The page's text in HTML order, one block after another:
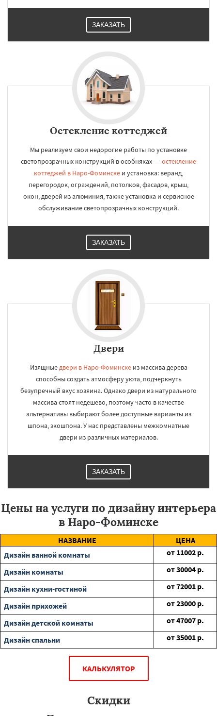
ЗАКАЗАТЬ
Остекление коттеджей
Мы реализуем свои недорогие работы по установке
светопрозрачных конструкций в особняках —остекление
коттеджей в Наро-Фоминске и установка: веранд,
перегородок, ограждений, потолков, фасадов, крыш,
окон, дверей из алюминия, также установка и сервисное
обслуживание светопрозрачных конструкций.
ЗАКАЗАТЬ
Двери
Изящныедвери в Наро-Фоминскеиз массива дерева
способны создать атмосферу уюта, подчеркнуть
безупречный вкус хозяина. Однако двери из натурального
массива стоят недешево, поэтому часто в качестве
альтернативы выбирают более доступные варианты из
шпона, экошпона. У нас представлены межкомнатные
двери из различных материалов.
ЗАКАЗАТЬ
Цены на услуги по дизайну интерьера
в Наро-Фоминске
НАЗВАНИЕ
ЦЕНА
Дизайн ванной комнаты
от 11002 р.
Дизайн комнаты
от30004 р.
Дизайн кухни-гостиной
от72001 р.
Дизайн прихожей
от23000 р.
Дизайн детской комнаты
от47007 р.
Дизайн спальни
от35001 р.
КАЛЬКУЛЯТОР
Скидки